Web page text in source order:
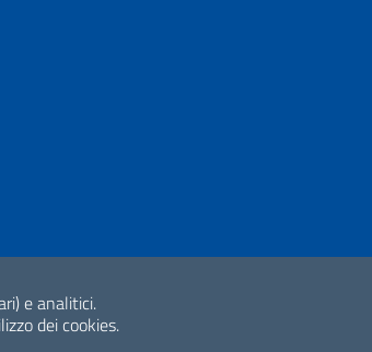
e analitici.
dei cookies.
2026 Copyright